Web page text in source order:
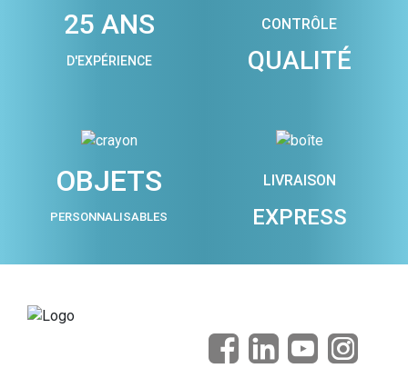
25 ANS
D'EXPÉRIENCE
CONTRÔLE
QUALITÉ
OBJETS
PERSONNALISABLES
LIVRAISON
EXPRESS